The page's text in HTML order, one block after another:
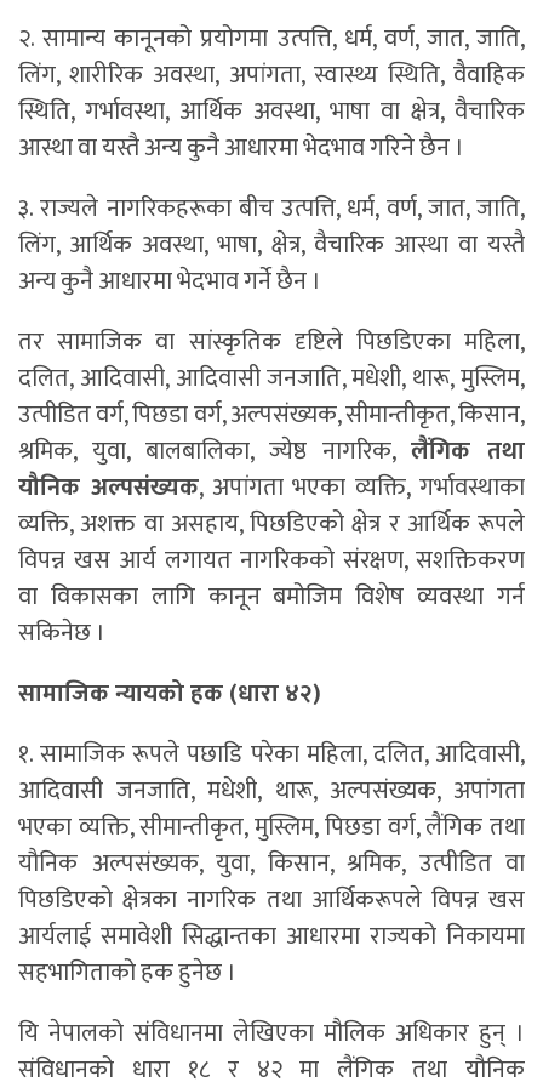
२. सामान्य कानूनको प्रयोगमा उत्पत्ति, धर्म, वर्ण, जात, जाति,
लिंग, शारीरिक अवस्था, अपांगता, स्वास्थ्य स्थिति, वैवाहिक
स्थिति, गर्भावस्था, आर्थिक अवस्था, भाषा वा क्षेत्र, वैचारिक
आस्था वा यस्तै अन्य कुनै आधारमा भेदभाव गरिने छैन ।
३. राज्यले नागरिकहरूका बीच उत्पत्ति, धर्म, वर्ण, जात, जाति,
लिंग, आर्थिक अवस्था, भाषा, क्षेत्र, वैचारिक आस्था वा यस्तै
अन्य कुनै आधारमा भेदभाव गर्ने छैन ।
तर सामाजिक वा सांस्कृतिक दृष्टिले पिछडिएका महिला,
दलित, आदिवासी, आदिवासी जनजाति, मधेशी, थारू, मुस्लिम,
उत्पीडित वर्ग, पिछडा वर्ग, अल्पसंख्यक, सीमान्तीकृत, किसान,
श्रमिक, युवा, बालबालिका, ज्येष्ठ नागरिक, लैंगिक तथा
यौनिक अल्पसंख्यक, अपांगता भएका व्यक्ति, गर्भावस्थाका
व्यक्ति, अशक्त वा असहाय, पिछडिएको क्षेत्र र आर्थिक रूपले
विपन्न खस आर्य लगायत नागरिकको संरक्षण, सशक्तिकरण
वा विकासका लागि कानून बमोजिम विशेष व्यवस्था गर्न
सकिनेछ ।
सामाजिक न्यायको हक (धारा ४२)
१. सामाजिक रूपले पछाडि परेका महिला, दलित, आदिवासी,
आदिवासी जनजाति, मधेशी, थारू, अल्पसंख्यक, अपांगता
भएका व्यक्ति, सीमान्तीकृत, मुस्लिम, पिछडा वर्ग, लैंगिक तथा
यौनिक अल्पसंख्यक, युवा, किसान, श्रमिक, उत्पीडित वा
पिछडिएको क्षेत्रका नागरिक तथा आर्थिकरूपले विपन्न खस
आर्यलाई समावेशी सिद्धान्तका आधारमा राज्यको निकायमा
सहभागिताको हक हुनेछ ।
यि नेपालको संविधानमा लेखिएका मौलिक अधिकार हुन् ।
संविधानको धारा १८ र ४२ मा लैंगिक तथा यौनिक